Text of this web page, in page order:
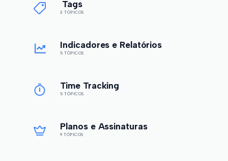
Tags
3 TÓPICOS
Indicadores e Relatórios
5 TÓPICOS
Time Tracking
5 TÓPICOS
Planos e Assinaturas
9 TÓPICOS